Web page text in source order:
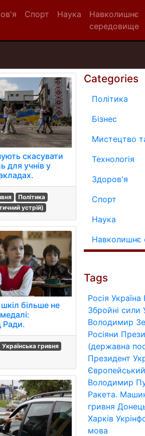
Спорт Наука
Навколишнє
середовище
скасувати
для учнів у
Політика
устрій)
більше не
Ради.
Українська гривня
Categories
Політика
Бізнес
Мистецтво
Технологія
Здоров'я
Спорт
Наука
Навколишнє
Tags
Росія Україна
Збройні сили
Володимир
Росіяни
(державна
Президент
Володимир
Ракета.
гривня
Харків
мова